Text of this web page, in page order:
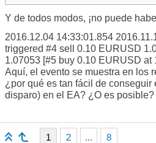
Y de todos modos, ¡no puede
2016.12.04 14:33:01.854
triggered #4 sell 0.10 EURUSD
1.07053 [#5 buy 0.10 EURUSD at
Aquí, el evento se muestra en los
¿por qué es tan fácil de conseguir
disparo) en el EA? ¿O es posible?
1 2 ... 8